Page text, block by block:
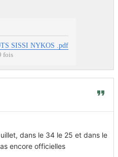
SISSI NYKOS .pdf
fois
dans le 34 le 25 et dans le
encore officielles